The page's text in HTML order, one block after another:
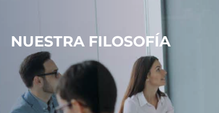
NUESTRA FILOSOFÍA